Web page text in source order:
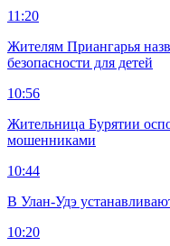
11:20
Жителям Приангарья
безопасности для детей
10:56
Жительница Бурятии
мошенниками
10:44
В Улан-Удэ
10:20